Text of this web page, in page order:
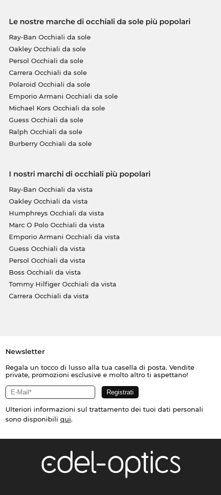
Le nostre marche di occhiali da sole più popolari
Ray-Ban Occhiali da sole
Oakley Occhiali da sole
Persol Occhiali da sole
Carrera Occhiali da sole
Polaroid Occhiali da sole
Emporio Armani Occhiali da sole
Michael Kors Occhiali da sole
Guess Occhiali da sole
Ralph Occhiali da sole
Burberry Occhiali da sole
I nostri marchi di occhiali più popolari
Ray-Ban Occhiali da vista
Oakley Occhiali da vista
Humphreys Occhiali da vista
Marc O Polo Occhiali da vista
Emporio Armani Occhiali da vista
Guess Occhiali da vista
Persol Occhiali da vista
Boss Occhiali da vista
Tommy Hilfiger Occhiali da vista
Carrera Occhiali da vista
Newsletter
Regala un tocco di lusso alla tua casella di posta. Vendite
private, promozioni esclusive e molto altro ti aspettano!
Ulteriori informazioni sul trattamento dei tuoi dati personali
sono disponibili qui.